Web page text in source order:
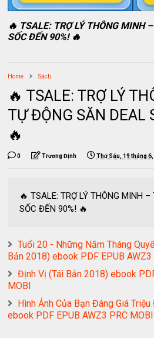
🔥 TSALE: TRỢ LÝ THÔNG MINH
SỐC ĐẾN 90%! 🔥
Home Sách
🔥 TSALE: TRỢ LÝ
TỰ ĐỘNG SĂN DEAL
🔥
0 Trương Định Thứ Sáu, 19 tháng
🔥 TSALE: TRỢ LÝ THÔNG MINH
SỐC ĐẾN 90%! 🔥
Tuổi 20 - Những Năm Tháng
Bản 2018) ebook PDF EPUB AWZ3
Định Vị (Tái Bản 2018) ebook
MOBI
Hình Ảnh Của Bạn Đáng Giá
ebook PDF EPUB AWZ3 PRC MOBI